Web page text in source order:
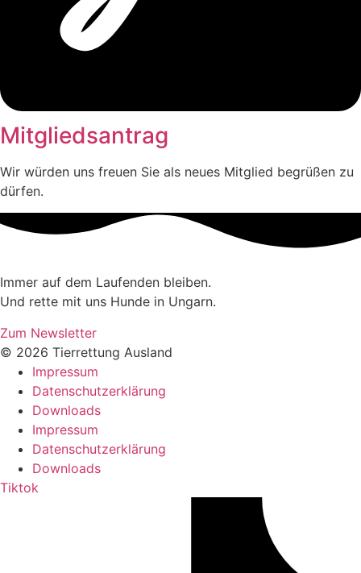
Mitgliedsantrag
Wir würden uns freuen Sie als neues Mitglied begrüßen zu
dürfen.
Immer auf dem Laufenden bleiben.
Und rette mit uns Hunde in Ungarn.
Zum Newsletter
© 2026 Tierrettung Ausland
Impressum
Datenschutzerklärung
Downloads
Impressum
Datenschutzerklärung
Downloads
Tiktok